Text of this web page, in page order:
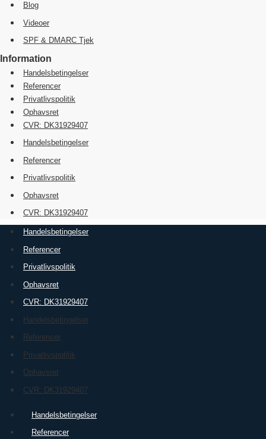
Blog
Videoer
SPF & DMARC Tjek
Information
Handelsbetingelser
Referencer
Privatlivspolitik
Ophavsret
CVR: DK31929407
Handelsbetingelser
Referencer
Privatlivspolitik
Ophavsret
CVR: DK31929407
Handelsbetingelser
Referencer
Privatlivspolitik
Ophavsret
CVR: DK31929407
Handelsbetingelser
Referencer
Privatlivspolitik
Ophavsret
CVR: DK31929407
Handelsbetingelser
Referencer